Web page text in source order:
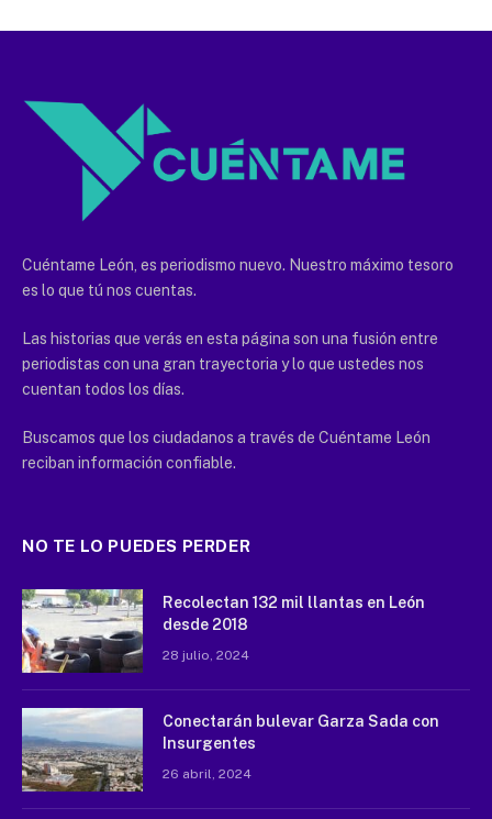
Cuéntame León, es periodismo nuevo. Nuestro máximo tesoro
es lo que tú nos cuentas.
Las historias que verás en esta página son una fusión entre
periodistas con una gran trayectoria y lo que ustedes nos
cuentan todos los días.
Buscamos que los ciudadanos a través de Cuéntame León
reciban información confiable.
NO TE LO PUEDES PERDER
Recolectan 132 mil llantas en León
desde 2018
28 julio, 2024
Conectarán bulevar Garza Sada con
Insurgentes
26 abril, 2024